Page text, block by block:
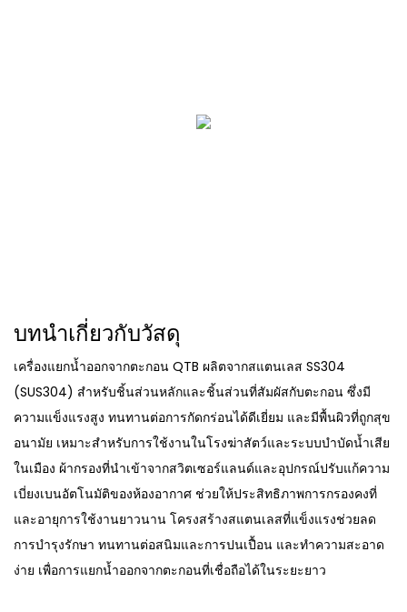
บทนำเกี่ยวกับวัสดุ
เครื่องแยกน้ำออกจากตะกอน QTB ผลิตจากสแตนเลส SS304
(SUS304) สำหรับชิ้นส่วนหลักและชิ้นส่วนที่สัมผัสกับตะกอน ซึ่งมี
ความแข็งแรงสูง ทนทานต่อการกัดกร่อนได้ดีเยี่ยม และมีพื้นผิวที่ถูกสุข
อนามัย เหมาะสำหรับการใช้งานในโรงฆ่าสัตว์และระบบบำบัดน้ำเสีย
ในเมือง ผ้ากรองที่นำเข้าจากสวิตเซอร์แลนด์และอุปกรณ์ปรับแก้ความ
เบี่ยงเบนอัตโนมัติของห้องอากาศ ช่วยให้ประสิทธิภาพการกรองคงที่
และอายุการใช้งานยาวนาน โครงสร้างสแตนเลสที่แข็งแรงช่วยลด
การบำรุงรักษา ทนทานต่อสนิมและการปนเปื้อน และทำความสะอาด
ง่าย เพื่อการแยกน้ำออกจากตะกอนที่เชื่อถือได้ในระยะยาว